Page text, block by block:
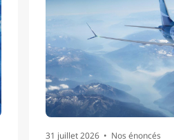
31 juillet 2026 Nos énoncés